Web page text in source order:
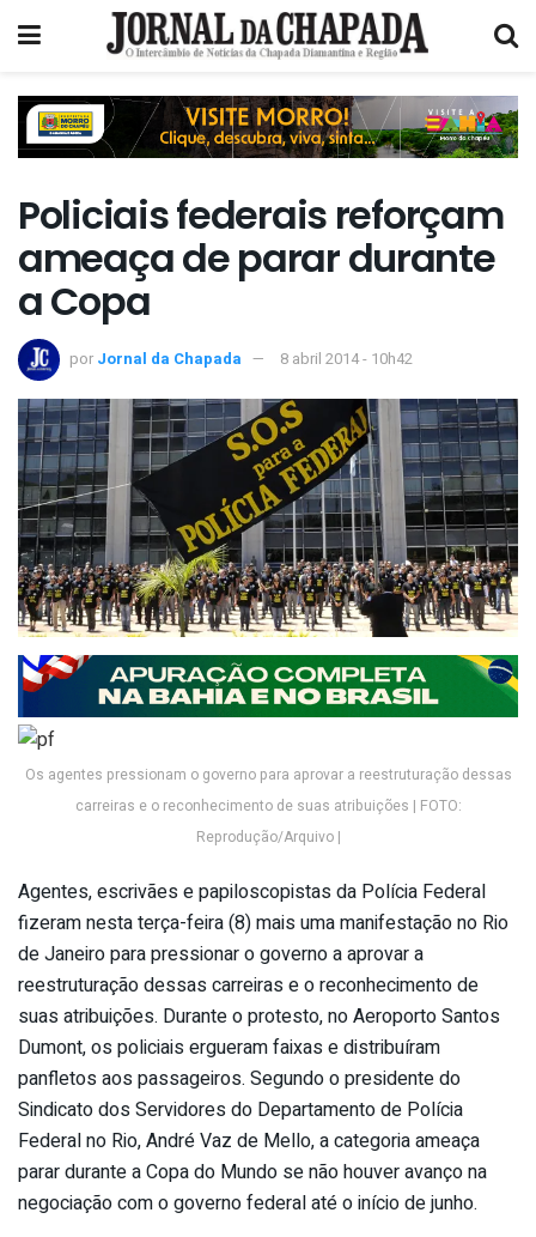
Policiais federais reforçam
ameaça de parar durante
a Copa
por Jornal da Chapada 8 abril 2014 - 10h42
Os agentes pressionam o governo para aprovar a reestruturação dessas
carreiras e o reconhecimento de suas atribuições | FOTO:
Reprodução/Arquivo |
Agentes, escrivães e papiloscopistas da Polícia Federal
fizeram nesta terça-feira (8) mais uma manifestação no Rio
de Janeiro para pressionar o governo a aprovar a
reestruturação dessas carreiras e o reconhecimento de
suas atribuições. Durante o protesto, no Aeroporto Santos
Dumont, os policiais ergueram faixas e distribuíram
panfletos aos passageiros. Segundo o presidente do
Sindicato dos Servidores do Departamento de Polícia
Federal no Rio, André Vaz de Mello, a categoria ameaça
parar durante a Copa do Mundo se não houver avanço na
negociação com o governo federal até o início de junho.